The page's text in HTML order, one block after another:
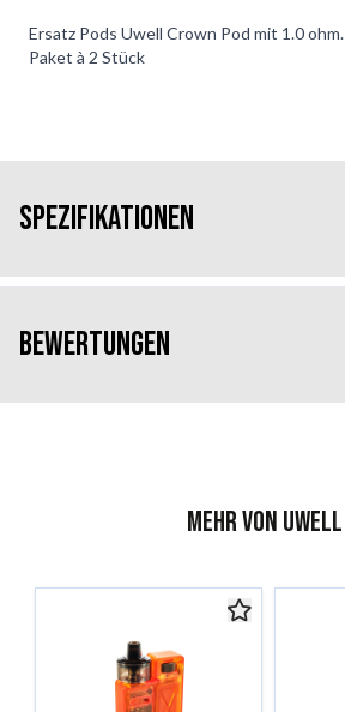
Ersatz Pods Uwell Crown Pod mit 1.0 ohm.
Paket à 2 Stück
Spezifikationen
Bewertungen
Mehr von Uwell